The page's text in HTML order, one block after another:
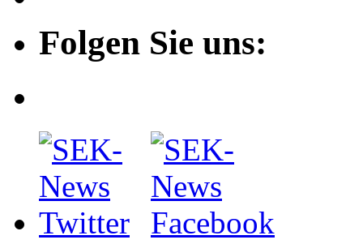
Folgen Sie uns: